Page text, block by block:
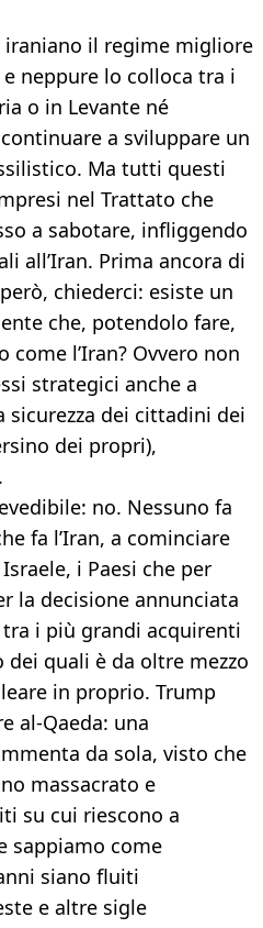
il regime migliore
neppure lo colloca tra i
o in Levante né
a sviluppare un
Ma tutti questi
nel Trattato che
a sabotare, infliggendo
all’Iran. Prima ancora di
chiederci: esiste un
che, potendolo fare,
l’Iran? Ovvero non
strategici anche a
sicurezza dei cittadini dei
dei propri),
no. Nessuno fa
fa l’Iran, a cominciare
i Paesi che per
la decisione annunciata
i più grandi acquirenti
quali è da oltre mezzo
in proprio. Trump
al-Qaeda: una
da sola, visto che
massacrato e
su cui riescono a
sappiamo come
siano fluiti
e altre sigle